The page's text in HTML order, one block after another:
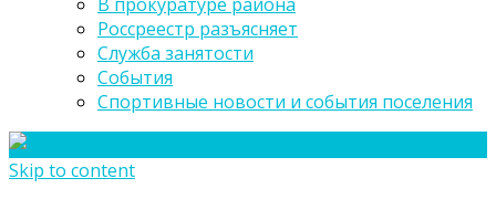
Россреестр разъясняет
Служба занятости
События
Спортивные новости и события поселения
Skip to content